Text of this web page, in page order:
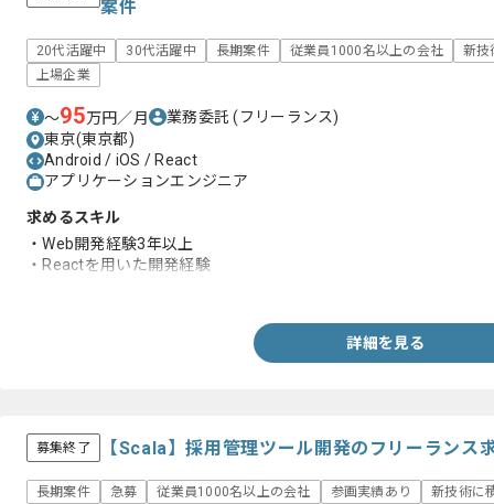
案件
20代活躍中 30代活躍中 長期案件 従業員1000名以上の会社
新技
上場企業
〜95万円／月 業務委託(フリーランス)
東京(東京都)
Android / iOS / React
アプリケーションエンジニア
求めるスキル
・Web開発経験3年以上
・Reactを用いた開発経験
詳細を見る
募集終了 【Scala】採用管理ツール開発のフリーランス
長期案件 急募 従業員1000名以上の会社 参画実績あり 新技術に